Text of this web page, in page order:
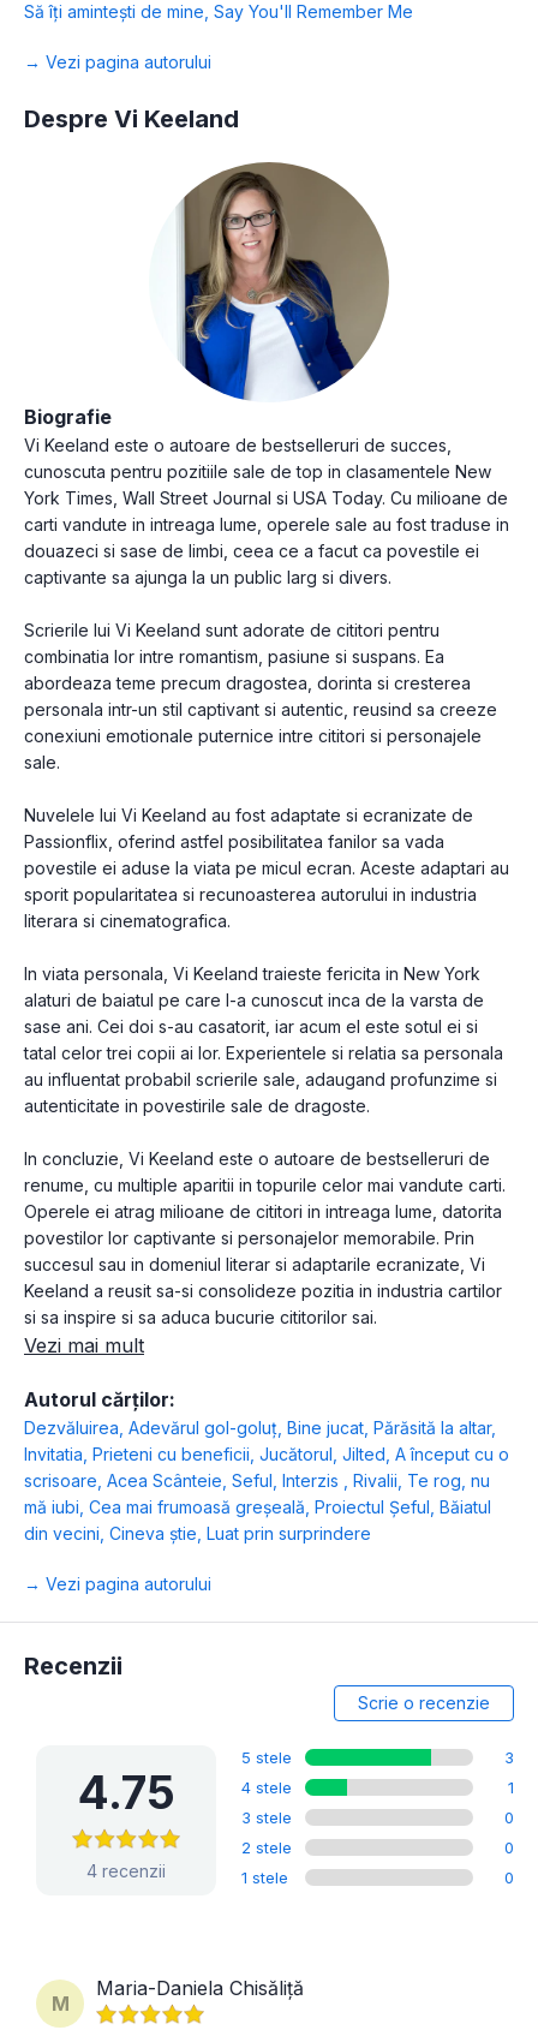
Să îți amintești de mine Say You'll Remember Me
→ Vezi pagina autorului
Despre Vi Keeland
Biografie
Vi Keeland este o autoare de bestselleruri de succes,
cunoscuta pentru pozitiile sale de top in clasamentele New
York Times, Wall Street Journal si USA Today. Cu milioane de
carti vandute in intreaga lume, operele sale au fost traduse in
douazeci si sase de limbi, ceea ce a facut ca povestile ei
captivante sa ajunga la un public larg si divers.
Scrierile lui Vi Keeland sunt adorate de cititori pentru
combinatia lor intre romantism, pasiune si suspans. Ea
abordeaza teme precum dragostea, dorinta si cresterea
personala intr-un stil captivant si autentic, reusind sa creeze
conexiuni emotionale puternice intre cititori si personajele
sale.
Nuvelele lui Vi Keeland au fost adaptate si ecranizate de
Passionflix, oferind astfel posibilitatea fanilor sa vada
povestile ei aduse la viata pe micul ecran. Aceste adaptari au
sporit popularitatea si recunoasterea autorului in industria
literara si cinematografica.
In viata personala, Vi Keeland traieste fericita in New York
alaturi de baiatul pe care l-a cunoscut inca de la varsta de
sase ani. Cei doi s-au casatorit, iar acum el este sotul ei si
tatal celor trei copii ai lor. Experientele si relatia sa personala
au influentat probabil scrierile sale, adaugand profunzime si
autenticitate in povestirile sale de dragoste.
In concluzie, Vi Keeland este o autoare de bestselleruri de
renume, cu multiple aparitii in topurile celor mai vandute carti.
Operele ei atrag milioane de cititori in intreaga lume, datorita
povestilor lor captivante si personajelor memorabile. Prin
succesul sau in domeniul literar si adaptarile ecranizate, Vi
Keeland a reusit sa-si consolideze pozitia in industria cartilor
si sa inspire si sa aduca bucurie cititorilor sai.
Vezi mai mult
Autorul cărților:
Dezvăluirea Adevărul gol-goluț Bine jucat Părăsită la altar,
Invitatia Prieteni cu beneficii Jucătorul Jilted A început cu o
scrisoare Acea Scânteie Seful Interzis Rivalii Te rog, nu
mă iubi Cea mai frumoasă greșeală Proiectul Șeful Băiatul
din vecini Cineva știe Luat prin surprindere
→ Vezi pagina autorului
Recenzii
Scrie o recenzie
4.75
4 recenzii
5 stele
3
4 stele
1
3 stele
0
2 stele
0
1 stele
0
M
Maria-Daniela Chisăliță